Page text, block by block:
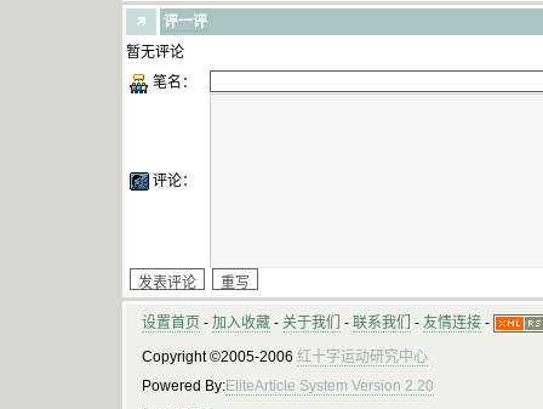
评一评
暂无评论
笔名：
评论：
设置首页 - 加入收藏 - 关于我们 - 联系我们 - 友情连接 -
Copyright ©2005-2006 红十字运动研究中心
Powered By:EliteArticle System Version 2.20